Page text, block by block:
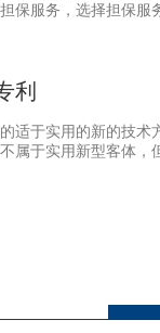
保服务，选择担保服
利
适于实用的新的技术
属于实用新型客体，